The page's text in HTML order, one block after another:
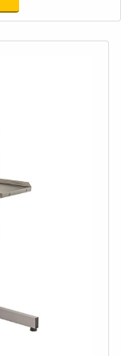
danos
as
é possível que
de um
de alta
dos mais
esquecer que
fatores como
E1, padrões
seu uso
em vários lugares,
na Pró
da
Pró